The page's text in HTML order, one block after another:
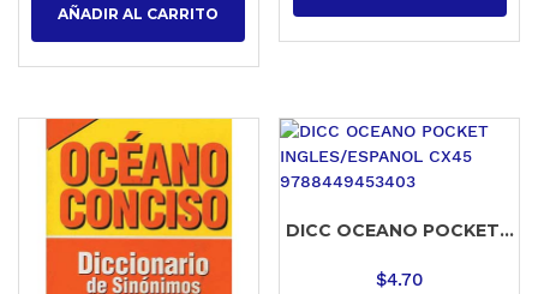
AÑADIR AL CARRITO
DICC OCEANO POCKET...
$4.70